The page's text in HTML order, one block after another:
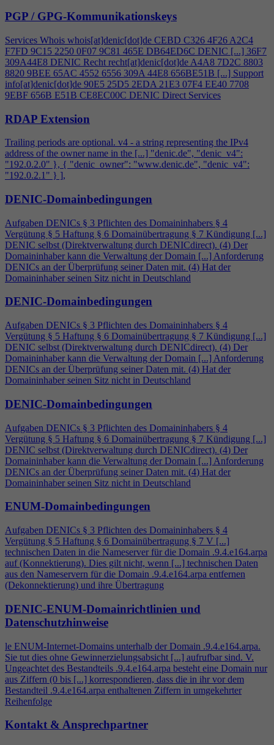
PGP / GPG-Kommunikationskeys
Services Whois whois[at]denic[dot]de CEBD C326 4F26 A2C4
F7FD 9C15 2250 0F07 9C81 465E DB64ED6C DENIC [...] 36F7
309A44E8 DENIC Recht recht[at]denic[dot]de A4A8 7D2C 8803
8820 9BEE 65AC 4552 6556 309A 44E8 656BE51B [...] Support
info[at]denic[dot]de 90E5 25D5 2EDA 21E3 07F4 EE40 7708
9EBF 656B E51B CE8EC00C DENIC Direct Services
RDAP Extension
Trailing periods are optional. v4 - a string representing the IPv4
address of the owner name in the [...] "denic.de", "denic_v4":
"192.0.2.0" }, { "denic_owner": "www.denic.de", "denic_v4":
"192.0.2.1" } ],
DENIC-Domainbedingungen
Aufgaben DENICs § 3 Pflichten des Domaininhabers § 4
Vergütung § 5 Haftung § 6 Domainübertragung § 7 Kündigung [...]
DENIC selbst (Direktverwaltung durch DENICdirect). (4) Der
Domaininhaber kann die Verwaltung der Domain [...] Anforderung
DENICs an der Überprüfung seiner Daten mit. (4) Hat der
Domaininhaber seinen Sitz nicht in Deutschland
DENIC-Domainbedingungen
Aufgaben DENICs § 3 Pflichten des Domaininhabers § 4
Vergütung § 5 Haftung § 6 Domainübertragung § 7 Kündigung [...]
DENIC selbst (Direktverwaltung durch DENICdirect). (4) Der
Domaininhaber kann die Verwaltung der Domain [...] Anforderung
DENICs an der Überprüfung seiner Daten mit. (4) Hat der
Domaininhaber seinen Sitz nicht in Deutschland
DENIC-Domainbedingungen
Aufgaben DENICs § 3 Pflichten des Domaininhabers § 4
Vergütung § 5 Haftung § 6 Domainübertragung § 7 Kündigung [...]
DENIC selbst (Direktverwaltung durch DENICdirect). (4) Der
Domaininhaber kann die Verwaltung der Domain [...] Anforderung
DENICs an der Überprüfung seiner Daten mit. (4) Hat der
Domaininhaber seinen Sitz nicht in Deutschland
ENUM-Domainbedingungen
Aufgaben DENICs § 3 Pflichten des Domaininhabers § 4
Vergütung § 5 Haftung § 6 Domainübertragung § 7 V [...]
technischen Daten in die Nameserver für die Domain .9.4.e164.arpa
auf (Konnektierung). Dies gilt nicht, wenn [...] technischen Daten
aus den Nameservern für die Domain .9.4.e164.arpa entfernen
(Dekonnektierung) und ihre Übertragung
DENIC-ENUM-Domainrichtlinien und
Datenschutzhinweise
le ENUM-Internet-Domains unterhalb der Domain .9.4.e164.arpa.
Sie tut dies ohne Gewinnerzielungsabsicht [...] aufrufbar sind. V.
Ungeachtet des Bestandteils .9.4.e164.arpa besteht eine Domain nur
aus Ziffern (0 bis [...] korrespondieren, dass die in ihr vor dem
Bestandteil .9.4.e164.arpa enthaltenen Ziffern in umgekehrter
Reihenfolge
Kontakt & Ansprechpartner